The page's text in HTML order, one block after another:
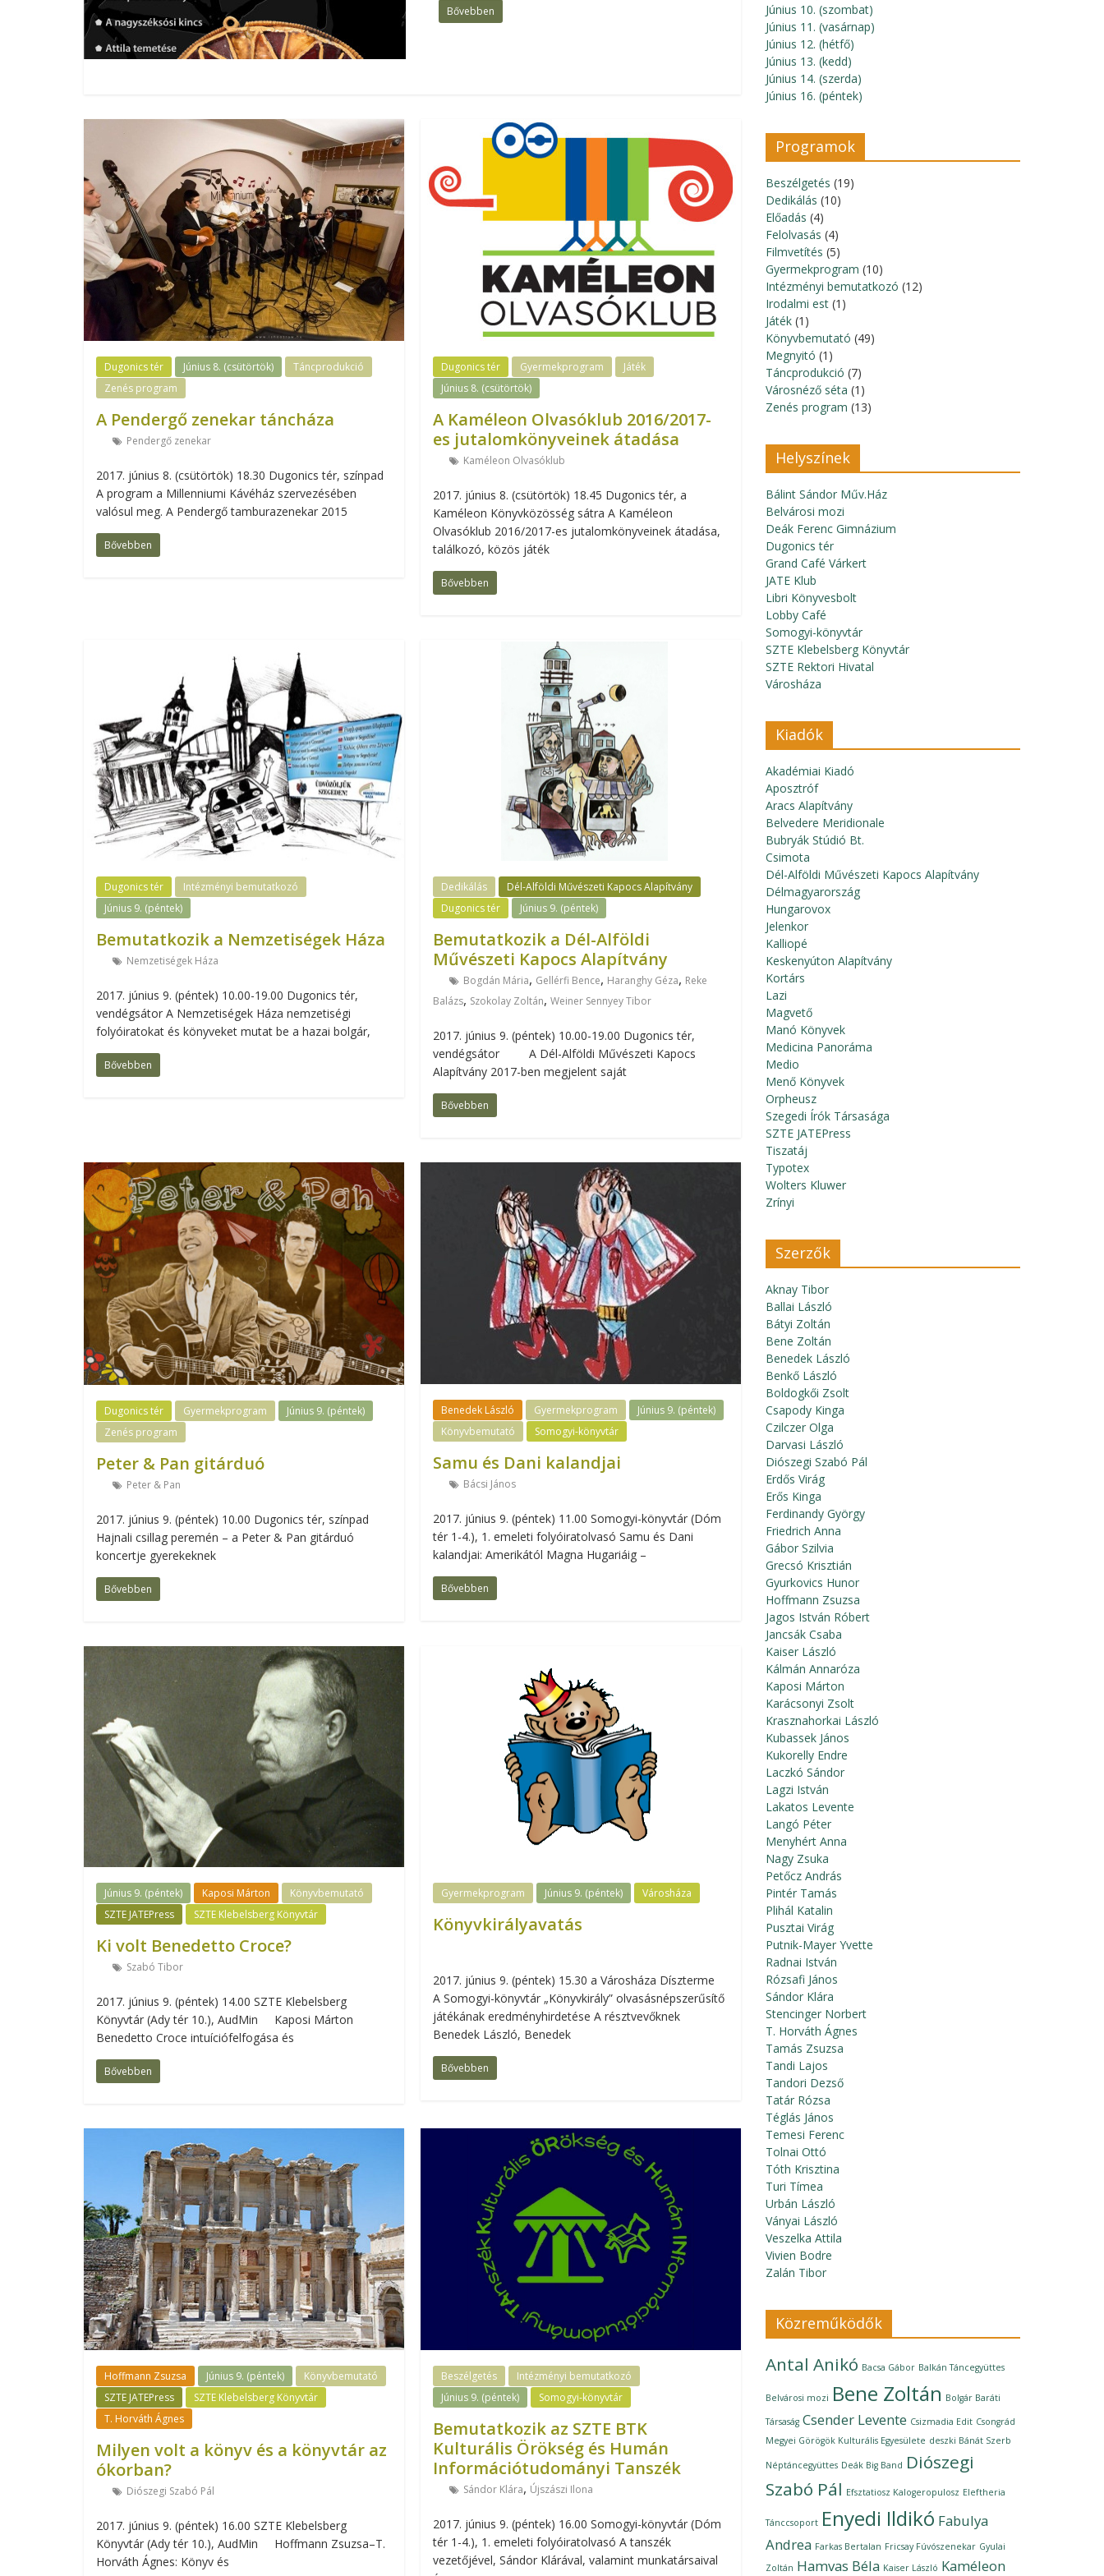
Bővebben
Dugonics tér Június 8. (csütörtök)
Táncprodukció
Zenés program
A Pendergő zenekar táncháza
Pendergő zenekar
2017. június 8. (csütörtök) 18.30 Dugonics tér, színpad
A program a Millenniumi Kávéház szervezésében
valósul meg. A Pendergő tamburazenekar 2015
Bővebben
Dugonics tér Gyermekprogram
Játék
Június 8. (csütörtök)
A Kaméleon Olvasóklub 2016/2017-
es jutalomkönyveinek átadása
Kaméleon Olvasóklub
2017. június 8. (csütörtök) 18.45 Dugonics tér, a
Kaméleon Könyvközösség sátra A Kaméleon
Olvasóklub 2016/2017-es jutalomkönyveinek átadása,
találkozó, közös játék
Bővebben
Dugonics tér
Intézményi bemutatkozó
Június 9. (péntek)
Bemutatkozik a Nemzetiségek Háza
Nemzetiségek Háza
2017. június 9. (péntek) 10.00-19.00 Dugonics tér,
vendégsátor A Nemzetiségek Háza nemzetiségi
folyóiratokat és könyveket mutat be a hazai bolgár,
Bővebben
Dedikálás
Dél-Alföldi Művészeti Kapocs Alapítvány
Dugonics tér
Június 9. (péntek)
Bemutatkozik a Dél-Alföldi
Művészeti Kapocs Alapítvány
Bogdán Mária, Gellérfi Bence, Haranghy Géza, Reke
Balázs, Szokolay Zoltán,Weiner Sennyey Tibor
2017. június 9. (péntek) 10.00-19.00 Dugonics tér,
vendégsátor A Dél-Alföldi Művészeti Kapocs
Alapítvány 2017-ben megjelent saját
Bővebben
Dugonics tér Gyermekprogram
Június 9. (péntek)
Zenés program
Peter & Pan gitárduó
Peter & Pan
2017. június 9. (péntek) 10.00 Dugonics tér, színpad
Hajnali csillag peremén – a Peter & Pan gitárduó
koncertje gyerekeknek
Bővebben
Benedek László Gyermekprogram
Június 9. (péntek)
Könyvbemutató
Somogyi-könyvtár
Samu és Dani kalandjai
Bácsi János
2017. június 9. (péntek) 11.00 Somogyi-könyvtár (Dóm
tér 1-4.), 1. emeleti folyóiratolvasó Samu és Dani
kalandjai: Amerikától Magna Hugariáig –
Bővebben
Június 9. (péntek) Kaposi Márton
Könyvbemutató
SZTE JATEPress
SZTE Klebelsberg Könyvtár
Ki volt Benedetto Croce?
Szabó Tibor
2017. június 9. (péntek) 14.00 SZTE Klebelsberg
Könyvtár (Ady tér 10.), AudMin Kaposi Márton
Benedetto Croce intuíciófelfogása és
Bővebben
Gyermekprogram Június 9. (péntek) Városháza
Könyvkirályavatás
2017. június 9. (péntek) 15.30 a Városháza Díszterme
A Somogyi-könyvtár „Könyvkirály” olvasásnépszerűsítő
játékának eredményhirdetése A résztvevőknek
Benedek László, Benedek
Bővebben
Hoffmann Zsuzsa Június 9. (péntek)
Könyvbemutató
SZTE JATEPress
SZTE Klebelsberg Könyvtár
T. Horváth Ágnes
Milyen volt a könyv és a könyvtár az
ókorban?
Diószegi Szabó Pál
2017. június 9. (péntek) 16.00 SZTE Klebelsberg
Könyvtár (Ady tér 10.), AudMin Hoffmann Zsuzsa–T.
Horváth Ágnes: Könyv és
Beszélgetés
Intézményi bemutatkozó
Június 9. (péntek)
Somogyi-könyvtár
Bemutatkozik az SZTE BTK
Kulturális Örökség és Humán
Információtudományi Tanszék
Sándor Klára, Újszászi Ilona
2017. június 9. (péntek) 16.00 Somogyi-könyvtár (Dóm
tér 1-4.), 1. emeleti folyóiratolvasó A tanszék
vezetőjével, Sándor Klárával, valamint munkatársaival
Június 10. (szombat)
Június 11. (vasárnap)
Június 12. (hétfő)
Június 13. (kedd)
Június 14. (szerda)
Június 16. (péntek)
Programok
Beszélgetés (19)
Dedikálás (10)
Előadás (4)
Felolvasás (4)
Filmvetítés (5)
Gyermekprogram (10)
Intézményi bemutatkozó (12)
Irodalmi est (1)
Játék (1)
Könyvbemutató (49)
Megnyitó (1)
Táncprodukció (7)
Városnéző séta (1)
Zenés program (13)
Helyszínek
Bálint Sándor Műv.Ház
Belvárosi mozi
Deák Ferenc Gimnázium
Dugonics tér
Grand Café Várkert
JATE Klub
Libri Könyvesbolt
Lobby Café
Somogyi-könyvtár
SZTE Klebelsberg Könyvtár
SZTE Rektori Hivatal
Városháza
Kiadók
Akadémiai Kiadó
Aposztróf
Aracs Alapítvány
Belvedere Meridionale
Bubryák Stúdió Bt.
Csimota
Dél-Alföldi Művészeti Kapocs Alapítvány
Délmagyarország
Hungarovox
Jelenkor
Kalliopé
Keskenyúton Alapítvány
Kortárs
Lazi
Magvető
Manó Könyvek
Medicina Panoráma
Medio
Menő Könyvek
Orpheusz
Szegedi Írók Társasága
SZTE JATEPress
Tiszatáj
Typotex
Wolters Kluwer
Zrínyi
Szerzők
Aknay Tibor
Ballai László
Bátyi Zoltán
Bene Zoltán
Benedek László
Benkő László
Boldogkői Zsolt
Csapody Kinga
Czilczer Olga
Darvasi László
Diószegi Szabó Pál
Erdős Virág
Erős Kinga
Ferdinandy György
Friedrich Anna
Gábor Szilvia
Grecsó Krisztián
Gyurkovics Hunor
Hoffmann Zsuzsa
Jagos István Róbert
Jancsák Csaba
Kaiser László
Kálmán Annaróza
Kaposi Márton
Karácsonyi Zsolt
Krasznahorkai László
Kubassek János
Kukorelly Endre
Laczkó Sándor
Lagzi István
Lakatos Levente
Langó Péter
Menyhért Anna
Nagy Zsuka
Petőcz András
Pintér Tamás
Plihál Katalin
Pusztai Virág
Putnik-Mayer Yvette
Radnai István
Rózsafi János
Sándor Klára
Stencinger Norbert
T. Horváth Ágnes
Tamás Zsuzsa
Tandi Lajos
Tandori Dezső
Tatár Rózsa
Téglás János
Temesi Ferenc
Tolnai Ottó
Tóth Krisztina
Turi Tímea
Urbán László
Ványai László
Veszelka Attila
Vivien Bodre
Zalán Tibor
Közreműködők
Antal Anikó Bacsa Gábor Balkán Táncegyüttes
Belvárosi mozi Bene Zoltán Bolgár Baráti
Társaság Csender Levente Csizmadia Edit Csongrád
Megyei Görögök Kulturális Egyesülete deszki Bánát Szerb
Néptáncegyüttes Deák Big Band Diószegi
Szabó Pál Efsztatiosz Kalogeropulosz Eleftheria
Tánccsoport Enyedi Ildikó Fabulya
Andrea Farkas Bertalan Fricsay Fúvószenekar Gyulai
Zoltán Hamvas Béla Kaiser László Kaméleon